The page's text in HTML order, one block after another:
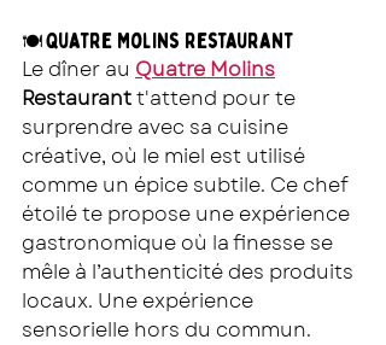
🍽 Quatre Molins Restaurant
Le dîner au Quatre Molins
Restaurant t'attend pour te
surprendre avec sa cuisine
créative, où le miel est utilisé
comme un épice subtile. Ce chef
étoilé te propose une expérience
gastronomique où la finesse se
mêle à l’authenticité des produits
locaux. Une expérience
sensorielle hors du commun.